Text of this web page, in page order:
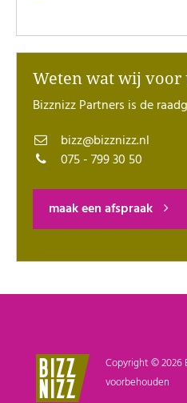
Weten wat wij voor
Bizznizz Partners is de
bizz@bizznizz.nl
075 - 799 30 50
maak een afspraak
Copyright © 2026
voorbehouden